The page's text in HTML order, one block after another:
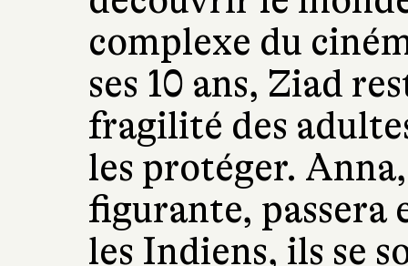
complexe du
ses 10 ans, Ziad
fragilité des
les protéger.
figurante, passera
les Indiens, ils se